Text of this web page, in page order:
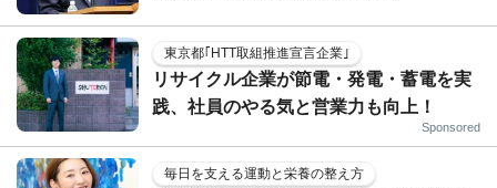
東京都｢HTT取組推進宣言企業｣
リサイクル企業が節電・発電・蓄電を実
践、社員のやる気と営業力も向上！
Sponsored
毎日を支える運動と栄養の整え方